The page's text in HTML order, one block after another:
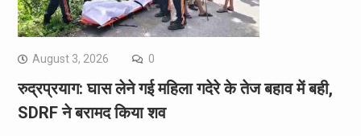
August 3, 2026 0
रुद्रप्रयाग: घास लेने गई महिला गदेरे के तेज बहाव में बही,
SDRF ने बरामद किया शव